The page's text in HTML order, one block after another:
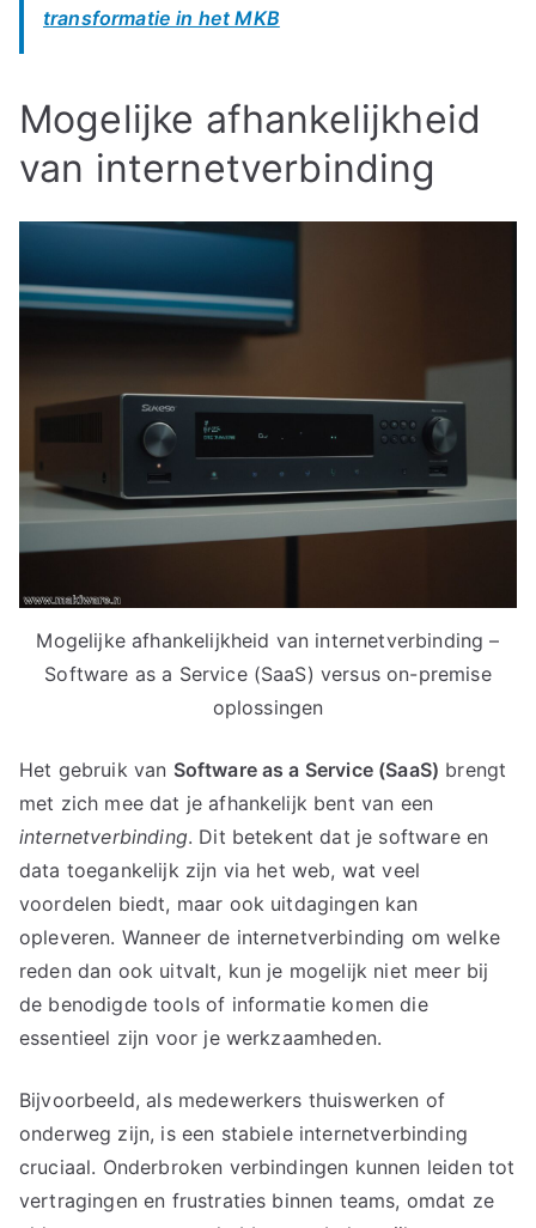
transformatie in het MKB
Mogelijke afhankelijkheid
van internetverbinding
Mogelijke afhankelijkheid van internetverbinding –
Software as a Service (SaaS) versus on-premise
oplossingen
Het gebruik van Software as a Service (SaaS) brengt
met zich mee dat je afhankelijk bent van een
internetverbinding. Dit betekent dat je software en
data toegankelijk zijn via het web, wat veel
voordelen biedt, maar ook uitdagingen kan
opleveren. Wanneer de internetverbinding om welke
reden dan ook uitvalt, kun je mogelijk niet meer bij
de benodigde tools of informatie komen die
essentieel zijn voor je werkzaamheden.
Bijvoorbeeld, als medewerkers thuiswerken of
onderweg zijn, is een stabiele internetverbinding
cruciaal. Onderbroken verbindingen kunnen leiden tot
vertragingen en frustraties binnen teams, omdat ze